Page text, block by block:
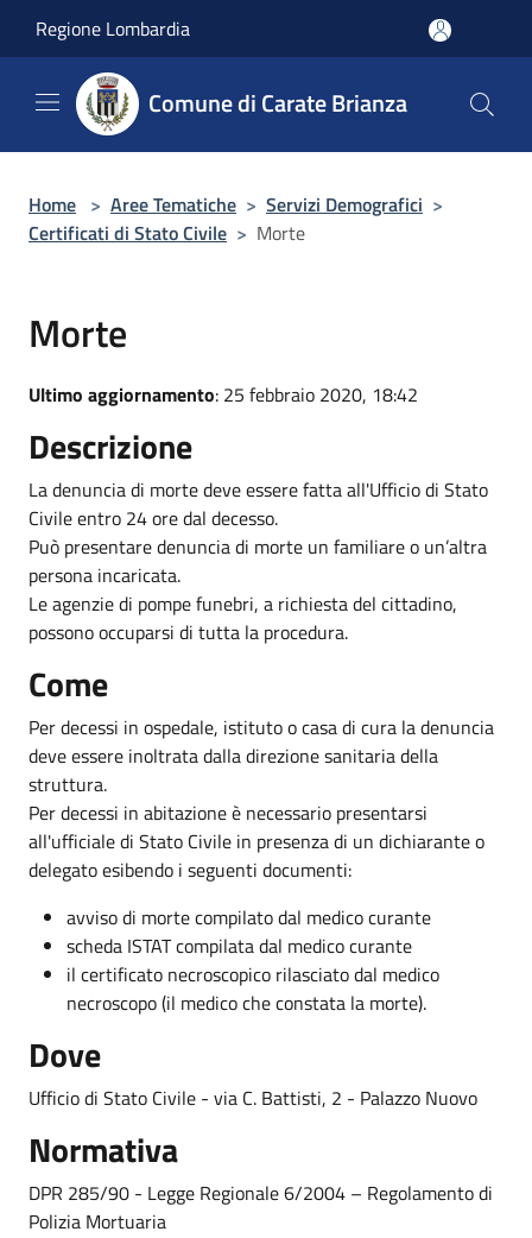
Regione Lombardia
Comune di Carate Brianza
Home > Aree Tematiche > Servizi Demografici >
Certificati di Stato Civile > Morte
Morte
Ultimo aggiornamento: 25 febbraio 2020, 18:42
Descrizione
La denuncia di morte deve essere fatta all'Ufficio di Stato
Civile entro 24 ore dal decesso.
Può presentare denuncia di morte un familiare o un’altra
persona incaricata.
Le agenzie di pompe funebri, a richiesta del cittadino,
possono occuparsi di tutta la procedura.
Come
Per decessi in ospedale, istituto o casa di cura la denuncia
deve essere inoltrata dalla direzione sanitaria della
struttura.
Per decessi in abitazione è necessario presentarsi
all'ufficiale di Stato Civile in presenza di un dichiarante o
delegato esibendo i seguenti documenti:
avviso di morte compilato dal medico curante
scheda ISTAT compilata dal medico curante
il certificato necroscopico rilasciato dal medico
necroscopo (il medico che constata la morte).
Dove
Ufficio di Stato Civile - via C. Battisti, 2 - Palazzo Nuovo
Normativa
DPR 285/90 - Legge Regionale 6/2004 – Regolamento di
Polizia Mortuaria